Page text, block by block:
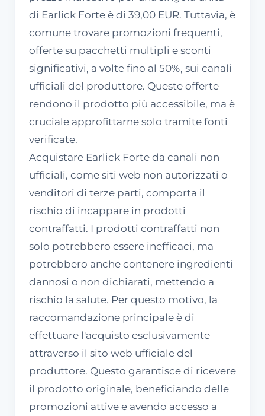
di Earlick Forte è di 39,00 EUR. Tuttavia, è
comune trovare promozioni frequenti,
offerte su pacchetti multipli e sconti
significativi, a volte fino al 50%, sui canali
ufficiali del produttore. Queste offerte
rendono il prodotto più accessibile, ma è
cruciale approfittarne solo tramite fonti
verificate.
Acquistare Earlick Forte da canali non
ufficiali, come siti web non autorizzati o
venditori di terze parti, comporta il
rischio di incappare in prodotti
contraffatti. I prodotti contraffatti non
solo potrebbero essere inefficaci, ma
potrebbero anche contenere ingredienti
dannosi o non dichiarati, mettendo a
rischio la salute. Per questo motivo, la
raccomandazione principale è di
effettuare l'acquisto esclusivamente
attraverso il sito web ufficiale del
produttore. Questo garantisce di ricevere
il prodotto originale, beneficiando delle
promozioni attive e avendo accesso a